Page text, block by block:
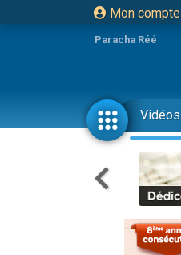
Mon compte
Paracha Réé
Vidéos